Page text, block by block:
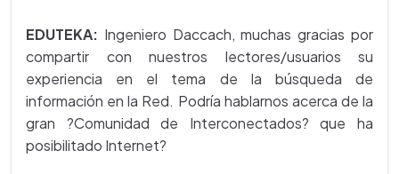
EDUTEKA: Ingeniero Daccach, muchas gracias por
compartir con nuestros lectores/usuarios su
experiencia en el tema de la búsqueda de
información en la Red. Podría hablarnos acerca de la
gran ?Comunidad de Interconectados? que ha
posibilitado Internet?